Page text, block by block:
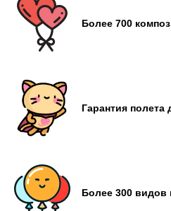
Более 700
Гарантия полета
Более 300 видов